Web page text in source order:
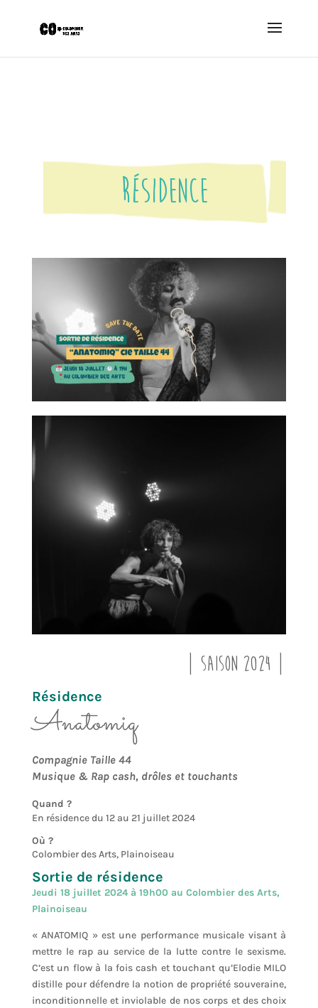
Résidence
| Saison 2024 |
Résidence
Anatomiq
Compagnie Taille 44
Musique & Rap cash, drôles et touchants
Quand ?
En résidence du 12 au 21 juillet 2024
Où ?
Colombier des Arts, Plainoiseau
Sortie de résidence
Jeudi 18 juillet 2024 à 19h00 au Colombier des Arts,
Plainoiseau
« ANATOMIQ » est une performance musicale visant à
mettre le rap au service de la lutte contre le sexisme.
C’est un flow à la fois cash et touchant qu’Elodie MILO
distille pour défendre la notion de propriété souveraine,
inconditionnelle et inviolable de nos corps et des choix